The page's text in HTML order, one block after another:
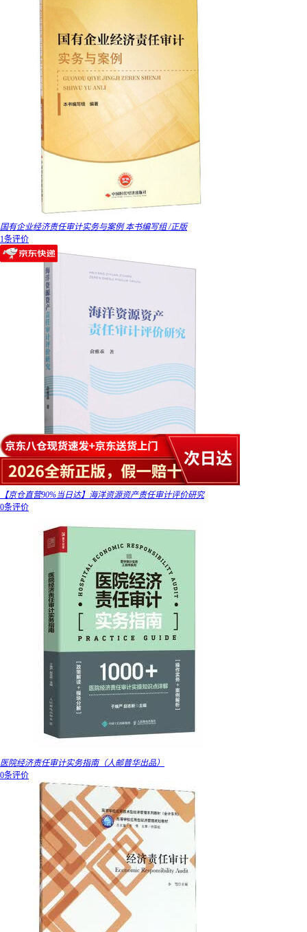
国有企业经济责任审计实务与案例 本书编写组 /正版
1条评价
【京仓直营90%当日达】海洋资源资产责任审计评价研究
0条评价
医院经济责任审计实务指南（人邮普华出品）
0条评价